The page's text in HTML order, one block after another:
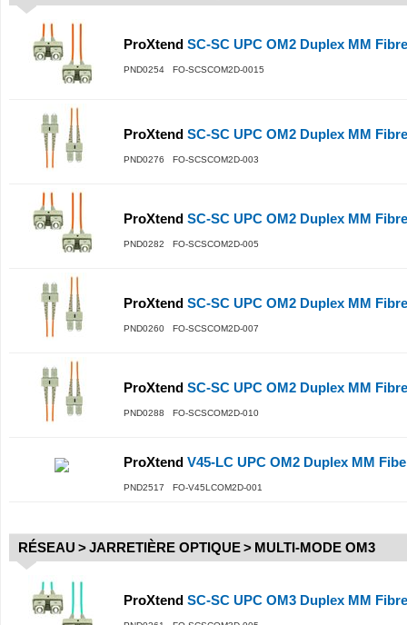
ProXtend SC-SC UPC OM2 Duplex MM
PND0254 FO-SCSCOM2D-0015
ProXtend SC-SC UPC OM2 Duplex MM
PND0276 FO-SCSCOM2D-003
ProXtend SC-SC UPC OM2 Duplex MM
PND0282 FO-SCSCOM2D-005
ProXtend SC-SC UPC OM2 Duplex MM
PND0260 FO-SCSCOM2D-007
ProXtend SC-SC UPC OM2 Duplex MM
PND0288 FO-SCSCOM2D-010
ProXtend V45-LC UPC OM2 Duplex MM
PND2517 FO-V45LCOM2D-001
RÉSEAU >JARRETIÈRE OPTIQUE> MULTI-MODE OM3
ProXtend SC-SC UPC OM3 Duplex MM